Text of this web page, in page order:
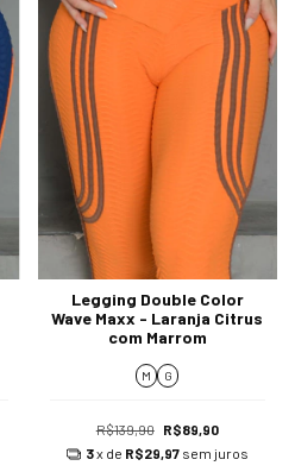
Legging Double Color
Wave Maxx - Laranja Citrus
com Marrom
M G
R$139,90 R$89,90
3x de R$29,97 sem juros